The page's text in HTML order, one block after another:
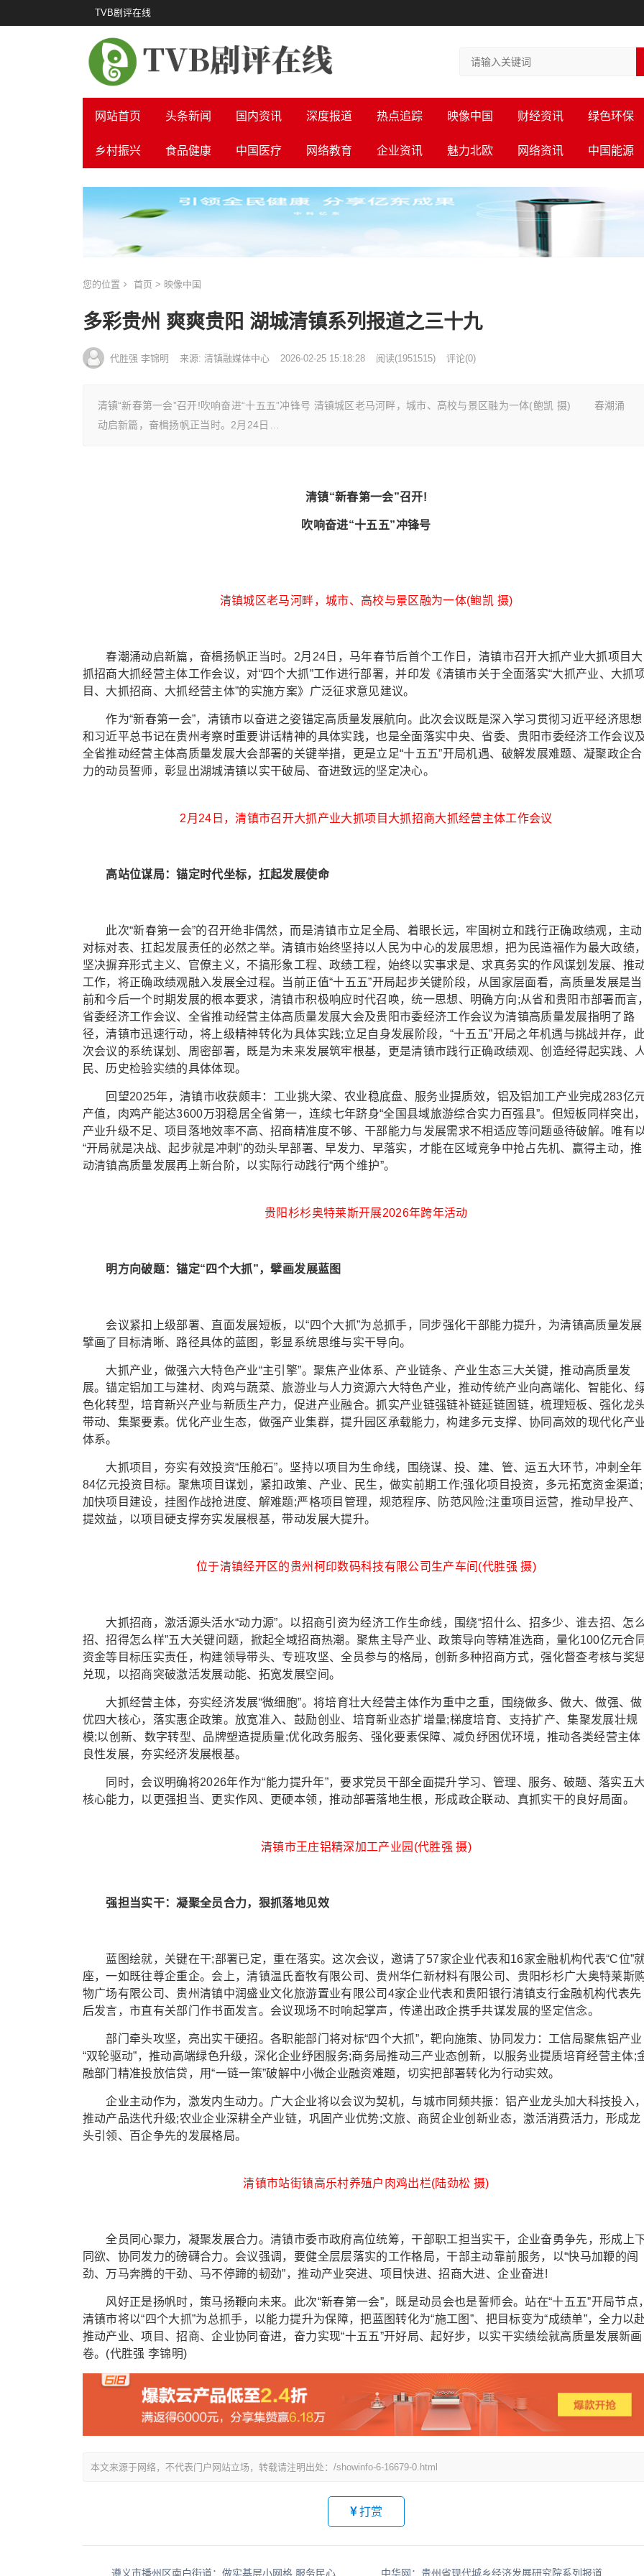
TVB剧评在线
网站首页 头条新闻 国内资讯 深度报道 热点追踪 映像中国 财经资讯 绿色环保
乡村振兴 食品健康 中国医疗 网络教育 企业资讯 魅力北欧 网络资讯 中国能源
您的位置 首页 > 映像中国
多彩贵州 爽爽贵阳 湖城清镇系列报道之三十九
代胜强 李锦明 来源: 清镇融媒体中心 2026-02-25 15:18:28 阅读(1951515) 评论(0)
清镇“新春第一会”召开!吹响奋进“十五五”冲锋号 清镇城区老马河畔，城市、高校与景区融为一体(鲍凯 摄) 春潮涌
动启新篇，奋楫扬帆正当时。2月24日…
清镇“新春第一会”召开!
吹响奋进“十五五”冲锋号
清镇城区老马河畔，城市、高校与景区融为一体(鲍凯 摄)
春潮涌动启新篇，奋楫扬帆正当时。2月24日，马年春节后首个工作日，清镇市召开大抓产业大抓项目大
抓招商大抓经营主体工作会议，对“四个大抓”工作进行部署，并印发《清镇市关于全面落实“大抓产业、大抓
目、大抓招商、大抓经营主体”的实施方案》广泛征求意见建议。
作为“新春第一会”，清镇市以奋进之姿锚定高质量发展航向。此次会议既是深入学习贯彻习近平经济思想
和习近平总书记在贵州考察时重要讲话精神的具体实践，也是全面落实中央、省委、贵阳市委经济工作会议
全省推动经营主体高质量发展大会部署的关键举措，更是立足“十五五”开局机遇、破解发展难题、凝聚政企合
力的动员誓师，彰显出湖城清镇以实干破局、奋进致远的坚定决心。
2月24日，清镇市召开大抓产业大抓项目大抓招商大抓经营主体工作会议
高站位谋局：锚定时代坐标，扛起发展使命
此次“新春第一会”的召开绝非偶然，而是清镇市立足全局、着眼长远，牢固树立和践行正确政绩观，主动
对标对表、扛起发展责任的必然之举。清镇市始终坚持以人民为中心的发展思想，把为民造福作为最大政绩，
坚决摒弃形式主义、官僚主义，不搞形象工程、政绩工程，始终以实事求是、求真务实的作风谋划发展、推
工作，将正确政绩观融入发展全过程。当前正值“十五五”开局起步关键阶段，从国家层面看，高质量发展是当
前和今后一个时期发展的根本要求，清镇市积极响应时代召唤，统一思想、明确方向;从省和贵阳市部署而言，
省委经济工作会议、全省推动经营主体高质量发展大会及贵阳市委经济工作会议为清镇高质量发展指明了路
径，清镇市迅速行动，将上级精神转化为具体实践;立足自身发展阶段，“十五五”开局之年机遇与挑战并存，
次会议的系统谋划、周密部署，既是为未来发展筑牢根基，更是清镇市践行正确政绩观、创造经得起实践、人
民、历史检验实绩的具体体现。
回望2025年，清镇市收获颇丰：工业挑大梁、农业稳底盘、服务业提质效，铝及铝加工产业完成283亿
产值，肉鸡产能达3600万羽稳居全省第一，连续七年跻身“全国县域旅游综合实力百强县”。但短板同样突出，
产业升级不足、项目落地效率不高、招商精准度不够、干部能力与发展需求不相适应等问题亟待破解。唯有以
“开局就是决战、起步就是冲刺”的劲头早部署、早发力、早落实，才能在区域竞争中抢占先机、赢得主动，推
动清镇高质量发展再上新台阶，以实际行动践行“两个维护”。
贵阳杉杉奥特莱斯开展2026年跨年活动
明方向破题：锚定“四个大抓”，擘画发展蓝图
会议紧扣上级部署、直面发展短板，以“四个大抓”为总抓手，同步强化干部能力提升，为清镇高质量发展
擘画了目标清晰、路径具体的蓝图，彰显系统思维与实干导向。
大抓产业，做强六大特色产业“主引擎”。聚焦产业体系、产业链条、产业生态三大关键，推动高质量发
展。锚定铝加工与建材、肉鸡与蔬菜、旅游业与人力资源六大特色产业，推动传统产业向高端化、智能化、
色化转型，培育新兴产业与新质生产力，促进产业融合。抓实产业链强链补链延链固链，梳理短板、强化龙
带动、集聚要素。优化产业生态，做强产业集群，提升园区承载能力，构建多元支撑、协同高效的现代化产
体系。
大抓项目，夯实有效投资“压舱石”。坚持以项目为生命线，围绕谋、投、建、管、运五大环节，冲刺全年
84亿元投资目标。聚焦项目谋划，紧扣政策、产业、民生，做实前期工作;强化项目投资，多元拓宽资金渠道;
加快项目建设，挂图作战抢进度、解难题;严格项目管理，规范程序、防范风险;注重项目运营，推动早投产、
提效益，以项目硬支撑夯实发展根基，带动发展大提升。
位于清镇经开区的贵州柯印数码科技有限公司生产车间(代胜强 摄)
大抓招商，激活源头活水“动力源”。以招商引资为经济工作生命线，围绕“招什么、招多少、谁去招、怎么
招、招得怎么样”五大关键问题，掀起全域招商热潮。聚焦主导产业、政策导向等精准选商，量化100亿元合同
资金等目标压实责任，构建领导带头、专班攻坚、全员参与的格局，创新多种招商方式，强化督查考核与奖
兑现，以招商突破激活发展动能、拓宽发展空间。
大抓经营主体，夯实经济发展“微细胞”。将培育壮大经营主体作为重中之重，围绕做多、做大、做强、做
优四大核心，落实惠企政策。放宽准入、鼓励创业、培育新业态扩增量;梯度培育、支持扩产、集聚发展壮规
模;以创新、数字转型、品牌塑造提质量;优化政务服务、强化要素保障、减负纾困优环境，推动各类经营主体
良性发展，夯实经济发展根基。
同时，会议明确将2026年作为“能力提升年”，要求党员干部全面提升学习、管理、服务、破题、落实五大
核心能力，以更强担当、更实作风、更硬本领，推动部署落地生根，形成政企联动、真抓实干的良好局面。
清镇市王庄铝精深加工产业园(代胜强 摄)
强担当实干：凝聚全员合力，狠抓落地见效
蓝图绘就，关键在干;部署已定，重在落实。这次会议，邀请了57家企业代表和16家金融机构代表“C位”
座，一如既往尊企重企。会上，清镇温氏畜牧有限公司、贵州华仁新材料有限公司、贵阳杉杉广大奥特莱斯
物广场有限公司、贵州清镇中润盛业文化旅游置业有限公司4家企业代表和贵阳银行清镇支行金融机构代表先
后发言，市直有关部门作书面发言。会议现场不时响起掌声，传递出政企携手共谋发展的坚定信念。
部门牵头攻坚，亮出实干硬招。各职能部门将对标“四个大抓”，靶向施策、协同发力：工信局聚焦铝产业
“双轮驱动”，推动高端绿色升级，深化企业纾困服务;商务局推动三产业态创新，以服务业提质培育经营主体;
融部门精准投放信贷，用“一链一策”破解中小微企业融资难题，切实把部署转化为行动实效。
企业主动作为，激发内生动力。广大企业将以会议为契机，与城市同频共振：铝产业龙头加大科技投入，
推动产品迭代升级;农业企业深耕全产业链，巩固产业优势;文旅、商贸企业创新业态，激活消费活力，形成龙
头引领、百企争先的发展格局。
清镇市站街镇高乐村养殖户肉鸡出栏(陆劲松 摄)
全员同心聚力，凝聚发展合力。清镇市委市政府高位统筹，干部职工担当实干，企业奋勇争先，形成上
同欲、协同发力的磅礴合力。会议强调，要健全层层落实的工作格局，干部主动靠前服务，以“快马加鞭的闯
劲、万马奔腾的干劲、马不停蹄的韧劲”，推动产业突进、项目快进、招商大进、企业奋进!
风好正是扬帆时，策马扬鞭向未来。此次“新春第一会”，既是动员会也是誓师会。站在“十五五”开局节点，
清镇市将以“四个大抓”为总抓手，以能力提升为保障，把蓝图转化为“施工图”、把目标变为“成绩单”，全力以赴
推动产业、项目、招商、企业协同奋进，奋力实现“十五五”开好局、起好步，以实干实绩绘就高质量发展新画
卷。(代胜强 李锦明)
本文来源于网络，不代表门户网站立场，转载请注明出处：/showinfo-6-16679-0.html
打赏
遵义市播州区南白街道：做实基层小网格 服务民心大纽带 中华网：贵州省现代城乡经济发展研究院系列报道之一